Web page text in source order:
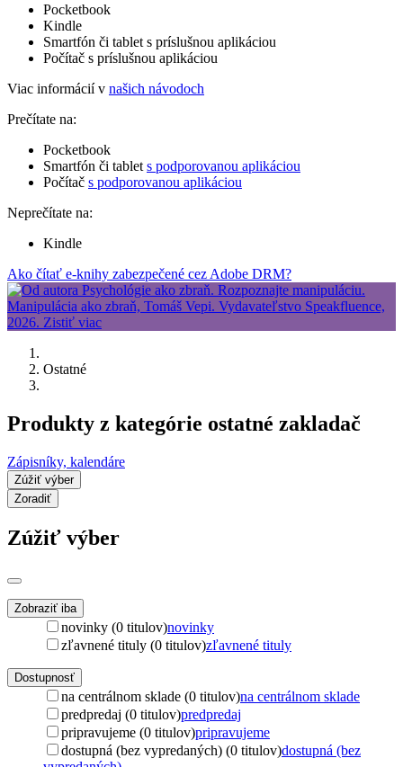
Pocketbook
Kindle
Smartfón či tablet s príslušnou aplikáciou
Počítač s príslušnou aplikáciou
Viac informácií v našich návodoch
Prečítate na:
Pocketbook
Smartfón či tablet s podporovanou aplikáciou
Počítač s podporovanou aplikáciou
Neprečítate na:
Kindle
Ako čítať e-knihy zabezpečené cez Adobe DRM?
Ostatné
Produkty z kategórie ostatné zakladač
Zápisníky, kalendáre
Zúžiť výber
Zoradiť
Zúžiť výber
Zobraziť iba
novinky (0 titulov)novinky
zľavnené tituly (0 titulov)zľavnené tituly
Dostupnosť
na centrálnom sklade (0 titulov)na centrálnom sklade
predpredaj (0 titulov)predpredaj
pripravujeme (0 titulov)pripravujeme
dostupná (bez vypredaných) (0 titulov)dostupná (bez